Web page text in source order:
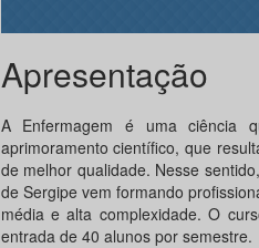
Apresentação
A Enfermagem é uma ciência
aprimoramento científico, que
de melhor qualidade. Nesse
de Sergipe vem formando
média e alta complexidade. O
entrada de 40 alunos por semestre.